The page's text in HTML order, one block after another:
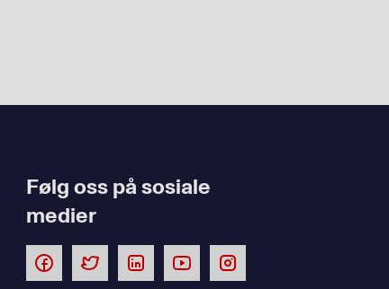
Følg oss på sosiale
medier